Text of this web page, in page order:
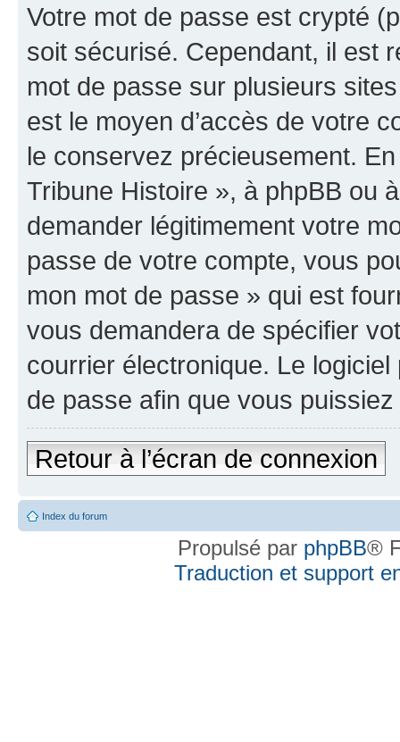
Votre mot de passe est crypté
soit sécurisé. Cependant, il est
mot de passe sur plusieurs
est le moyen d’accès de votre
le conservez précieusement.
Tribune Histoire », à phpBB ou
demander légitimement votre
passe de votre compte, vous
mon mot de passe » qui est
vous demandera de spécifier
courrier électronique. Le
de passe afin que vous
Retour à l’écran de connexion
Index du forum
Propulsé par phpBB®
Traduction et support